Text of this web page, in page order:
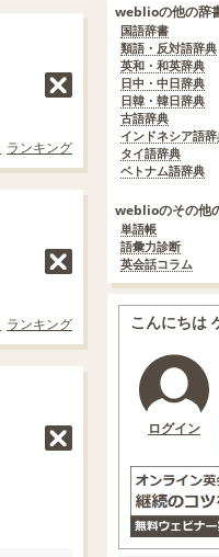
ランキング
ランキング
weblioの他の辞
国語辞書
類語・反対語辞典
英和・和英辞典
日中・中日辞典
日韓・韓日辞典
古語辞典
インドネシア語
タイ語辞典
ベトナム語辞典
weblioのその他
単語帳
語彙力診断
英会話コラム
こんにちは
ログイン